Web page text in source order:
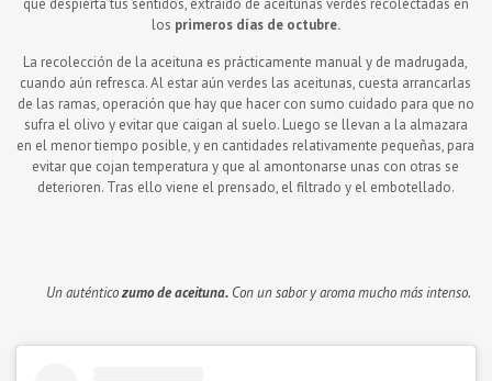
que despierta tus sentidos, extraído de aceitunas verdes recolectadas en
los primeros días de octubre.
La recolección de la aceituna es prácticamente manual y de madrugada,
cuando aún refresca. Al estar aún verdes las aceitunas, cuesta arrancarlas
de las ramas, operación que hay que hacer con sumo cuidado para que no
sufra el olivo y evitar que caigan al suelo. Luego se llevan a la almazara
en el menor tiempo posible, y en cantidades relativamente pequeñas, para
evitar que cojan temperatura y que al amontonarse unas con otras se
deterioren. Tras ello viene el prensado, el filtrado y el embotellado.
Un auténticozumo de aceituna.Con un sabor y aroma mucho más intenso.